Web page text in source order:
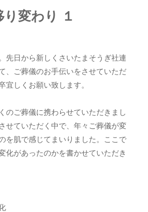
り変わり １
先日から新しくさいたまそうぎ社連
、ご葬儀のお手伝いをさせていただ
宜しくお願い致します。
のご葬儀に携わらせていただきまし
せていただく中で、年々ご葬儀が変
を肌で感じてまいりました。ここで
化があったのかを書かせていただき